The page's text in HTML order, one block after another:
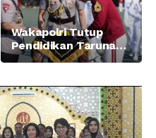
Wakapolri Tutup
Pendidikan Taruna
Akpol Angkatan ke-
Amanat Kapolri
kepada 282 Capaja